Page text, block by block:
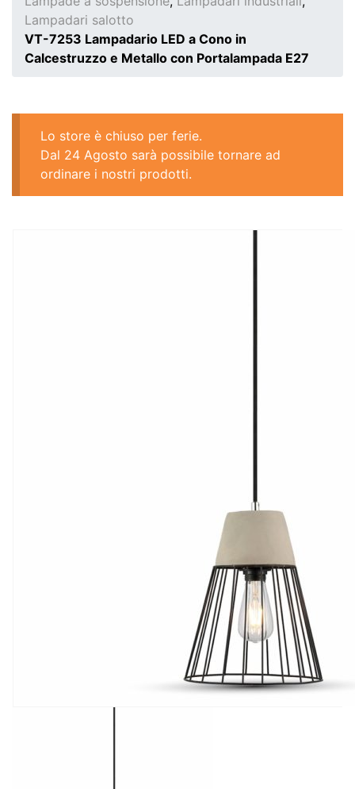
Lampadari salotto
VT-7253 Lampadario LED a Cono in
Calcestruzzo e Metallo con Portalampada E27
Lo store è chiuso per ferie.
Dal 24 Agosto sarà possibile tornare ad
ordinare i nostri prodotti.